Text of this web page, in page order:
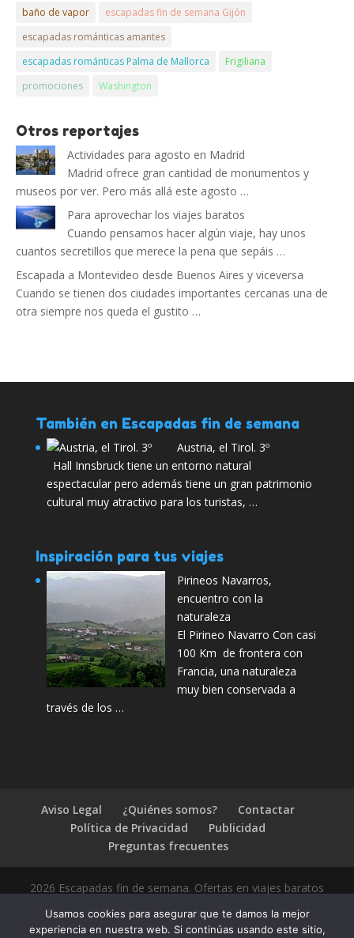
baño de vapor
escapadas fin de semana Gijón
escapadas románticas amantes
escapadas románticas Palma de Mallorca
Frigiliana
promociones
Washington
Otros reportajes
Actividades para agosto en Madrid
Madrid ofrece gran cantidad de monumentos y
museos por ver. Pero más allá este agosto …
Para aprovechar los viajes baratos
Cuando pensamos hacer algún viaje, hay unos
cuantos secretillos que merece la pena que sepáis …
Escapada a Montevideo desde Buenos Aires y viceversa
Cuando se tienen dos ciudades importantes cercanas una de
otra siempre nos queda el gustito …
También en Escapadas fin de semana
Austria, el Tirol. 3º
Hall Innsbruck tiene un entorno natural
espectacular pero además tiene un gran patrimonio
cultural muy atractivo para los turistas, …
Inspiración para tus viajes
Pirineos Navarros,
encuentro con la
naturaleza
El Pirineo Navarro Con casi
100 Km de frontera con
Francia, una naturaleza
muy bien conservada a
través de los …
Aviso Legal ¿Quiénes somos?
Contactar
Política de Privacidad
Publicidad
Preguntas frecuentes
2026 Escapadas fin de semana. Ofertas en viajes baratos
Usamos cookies para asegurar que te damos la mejor
experiencia en nuestra web. Si continúas usando este sitio,